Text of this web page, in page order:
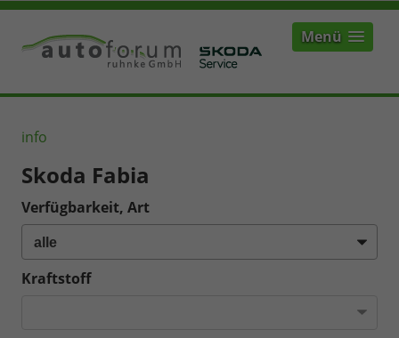
Menü
info
Skoda Fabia
Verfügbarkeit, Art
Kraftstoff